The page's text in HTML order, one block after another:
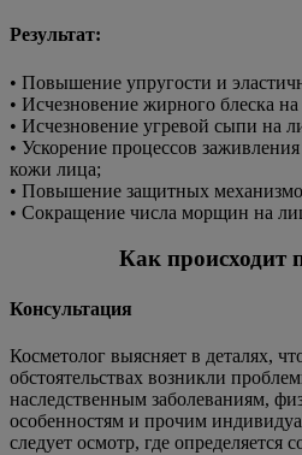
Результат:
• Повышение упругости и
• Исчезновение жирного блеска
• Исчезновение угревой сыпи на
• Ускорение процессов
кожи лица;
• Повышение защитных
• Сокращение числа морщин на
Как происходит
Консультация
Косметолог выясняет в деталях,
обстоятельствах возникли
наследственным заболеваниям,
особенностям и прочим
следует осмотр, где определяется